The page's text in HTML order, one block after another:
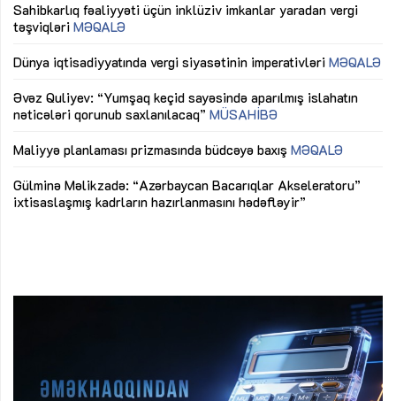
Sahibkarlıq fəaliyyəti üçün inklüziv imkanlar yaradan vergi
təşviqləri MƏQALƏ
Dünya iqtisadiyyatında vergi siyasətinin imperativləri MƏQALƏ
Əvəz Quliyev: “Yumşaq keçid sayəsində aparılmış islahatın
nəticələri qorunub saxlanılacaq” MÜSAHİBƏ
Maliyyə planlaması prizmasında büdcəyə baxış MƏQALƏ
Gülminə Məlikzadə: “Azərbaycan Bacarıqlar Akseleratoru”
ixtisaslaşmış kadrların hazırlanmasını hədəfləyir”